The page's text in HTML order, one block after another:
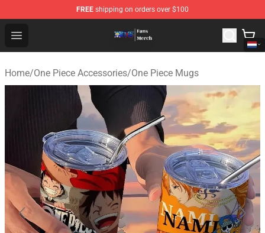
FREE shipping on orders over $100
Open menu
One Piece Store - Official One Piece Merchandise Shop
Home/One Piece Accessories/One Piece Mugs